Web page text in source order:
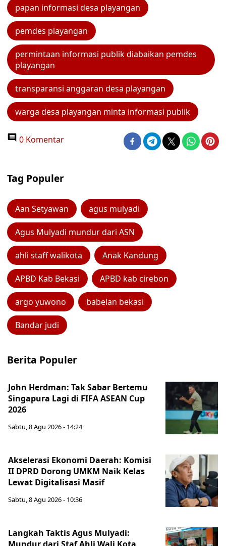
papan informasi desa playangan
pemdes playangan
permintaan informasi publik diabaikan pemdes
playangan
transparansi anggaran desa playangan
warga desa playangan minta informasi publik
0 Komentar
Tag Populer
Aan Setyawan agus mulyadi
Agus Mulyadi mundur dari ASN
ahli staff walikota Anak Kandung
APBD Kab Bekasi APBD kab cirebon
argo yuwono babelan bekasi
Bandar judi
Berita Populer
John Herdman: Tak Sabar Bertemu
Singapura Lagi di FIFA ASEAN Cup
2026
Sabtu, 8 Agu 2026 - 14:24
Akselerasi Ekonomi Daerah: Komisi
II DPRD Dorong UMKM Naik Kelas
Lewat Digitalisasi Masif
Sabtu, 8 Agu 2026 - 10:36
Langkah Taktis Agus Mulyadi: